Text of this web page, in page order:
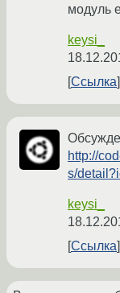
модуль
keysi_
Ссылка
http://
s/
keysi_
Ссылка